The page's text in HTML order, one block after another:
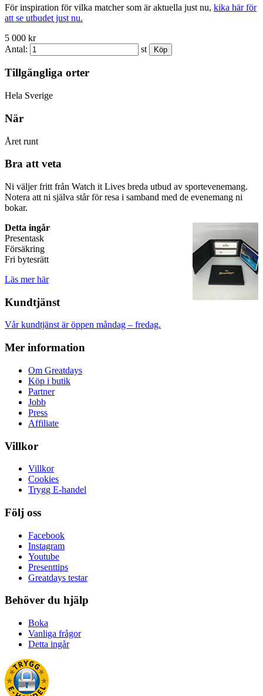
För inspiration för vilka matcher som är aktuella just nu, kika här för
att se utbudet just nu.
5 000 kr
Antal:
st
Tillgängliga orter
Hela Sverige
När
Året runt
Bra att veta
Ni väljer fritt från Watch it Lives breda utbud av sportevenemang.
Notera att ni själva står för resa i samband med de evenemang ni
bokar.
Detta ingår
Presentask
Försäkring
Fri bytesrätt
Läs mer här
Kundtjänst
Vår kundtjänst är öppen måndag – fredag.
Mer information
Om Greatdays
Köp i butik
Partner
Jobb
Press
Affiliate
Villkor
Villkor
Cookies
Trygg E-handel
Följ oss
Facebook
Instagram
Youtube
Presenttips
Greatdays testar
Behöver du hjälp
Boka
Vanliga frågor
Detta ingår